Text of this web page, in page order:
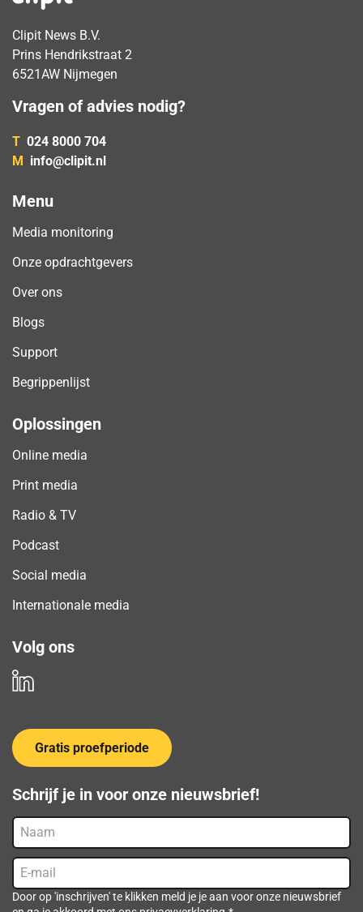
Clipit News B.V.
Prins Hendrikstraat 2
6521AW Nijmegen
Vragen of advies nodig?
T 024 8000 704
M info@clipit.nl
Menu
Media monitoring
Onze opdrachtgevers
Over ons
Blogs
Support
Begrippenlijst
Oplossingen
Online media
Print media
Radio & TV
Podcast
Social media
Internationale media
Volg ons
Gratis proefperiode
Schrijf je in voor onze nieuwsbrief!
Naam
E-
mail(Vereist)
Door op 'inschrijven' te klikken meld je je aan voor onze nieuwsbrief